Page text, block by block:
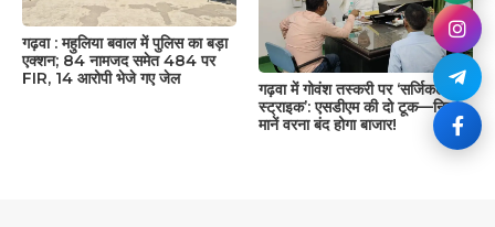
गढ़वा : महुलिया बवाल में पुलिस का बड़ा
एक्शन; 84 नामजद समेत 484 पर
FIR, 14 आरोपी भेजे गए जेल
गढ़वा में गोवंश तस्करी पर ‘सर्जिकल
स्ट्राइक’: एसडीएम की दो टूक—नियम
मानें वरना बंद होगा बाजार!